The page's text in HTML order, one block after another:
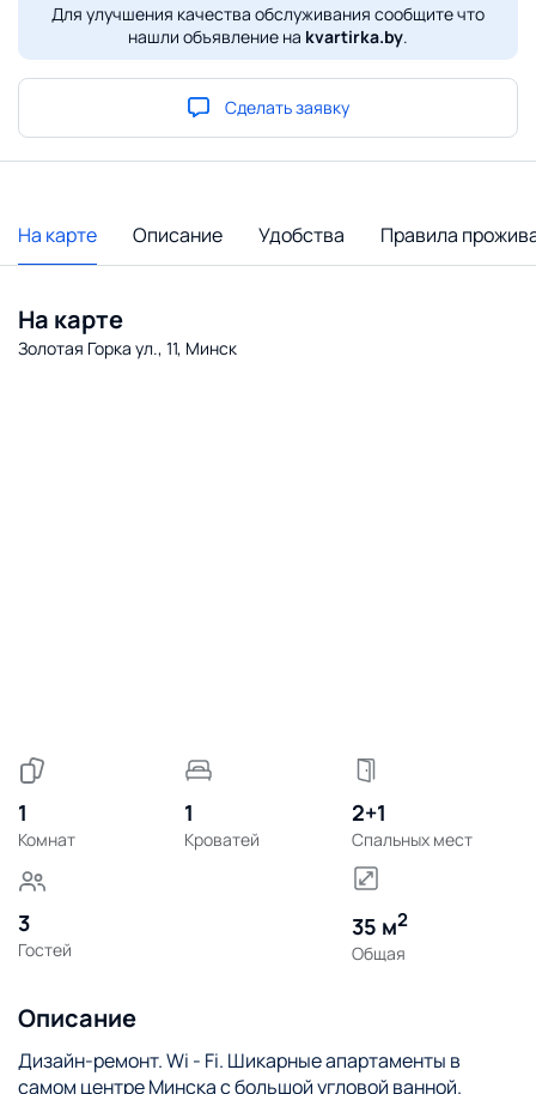
Для улучшения качества обслуживания сообщите что
нашли объявление на kvartirka.by.
Сделать заявку
На карте Описание Удобства Правила
1
Комнат
1
Кроватей
2+1
Спальных мест
3
Гостей
35 м2
Общая
На карте
Золотая Горка ул., 11, Минск
Описание
Дизайн-ремонт. Wi - Fi. Шикарные апартаменты в
самом центре Минска с большой угловой ванной.